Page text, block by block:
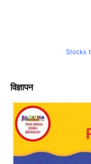
Stocks
विज्ञापन